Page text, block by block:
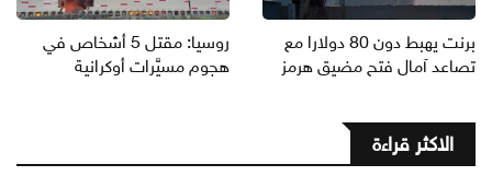
برنت يهبط دون 80 دولارا مع
تصاعد آمال فتح مضيق هرمز
روسيا: مقتل 5 أشخاص في
هجوم مسيَّرات أوكرانية
الاكثر قراءة